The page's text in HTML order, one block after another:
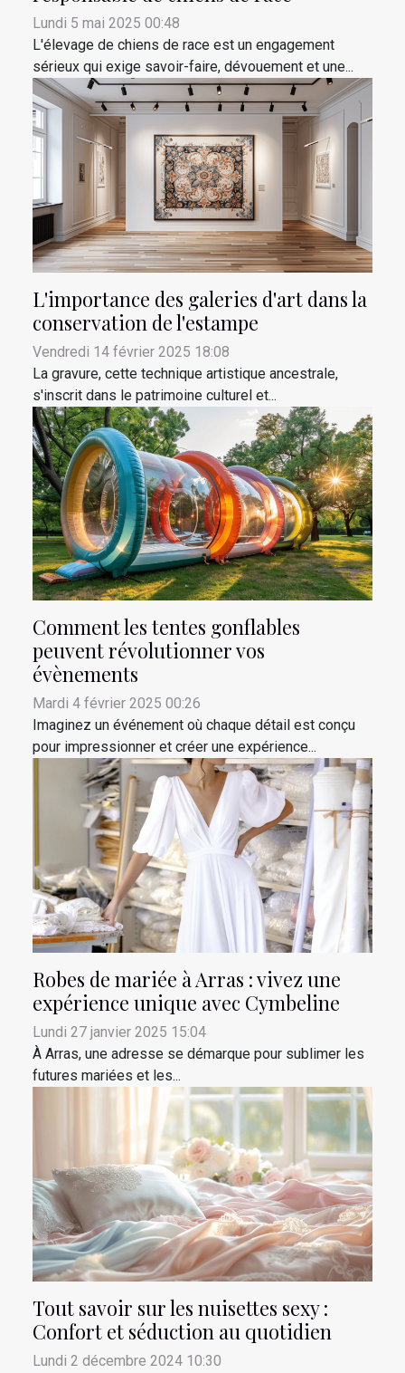
Lundi 5 mai 2025 00:48
L'élevage de chiens de race est un engagement
sérieux qui exige savoir-faire, dévouement et une...
L'importance des galeries d'art dans la
conservation de l'estampe
Vendredi 14 février 2025 18:08
La gravure, cette technique artistique ancestrale,
s'inscrit dans le patrimoine culturel et...
Comment les tentes gonflables
peuvent révolutionner vos
évènements
Mardi 4 février 2025 00:26
Imaginez un événement où chaque détail est conçu
pour impressionner et créer une expérience...
Robes de mariée à Arras : vivez une
expérience unique avec Cymbeline
Lundi 27 janvier 2025 15:04
À Arras, une adresse se démarque pour sublimer les
futures mariées et les...
Tout savoir sur les nuisettes sexy :
Confort et séduction au quotidien
Lundi 2 décembre 2024 10:30